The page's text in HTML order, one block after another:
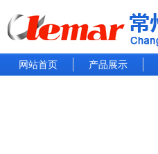
网站首页 产品展示